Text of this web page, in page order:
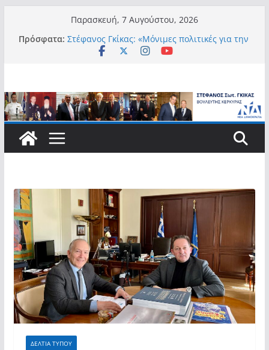
περιεχόμενο
Παρασκευή, 7 Αυγούστου, 2026
Πρόσφατα: Στέφανος Γκίκας: «Μόνιμες πολιτικές για την
αυτονομία, την αξιοπρέπεια και την ισότιμη
Στέφανος Γκίκας:
Στέφανος Γκίκας: «Η πρωτοβουλία “Smart
Island – Gov Access Booth” ενισχύει την
ισότιμη πρόσβαση των νησιωτών μας στις
911 νέους φοιτητές που επέλεξαν τα 6
Τμήματα της Κέρκυρας για τις σπουδές
τους»
Στέφανος Γκίκας: «Οι νέες προκλήσεις, όπως
η τεχνητή νοημοσύνη, η κλιματική κρίση, η
στεγαστική πίεση και η ανάγκη προστασίας
των επόμενων γενεών, επιβάλλουν
σύγχρονες και ουσιαστικές θεσμικές
απαντήσεις»
ΔΕΛΤΙΑ ΤΥΠΟΥ